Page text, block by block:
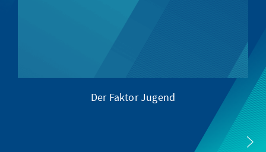
Der Faktor Jugend